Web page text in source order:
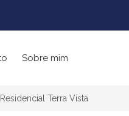
Sobre mim
Terra Vista